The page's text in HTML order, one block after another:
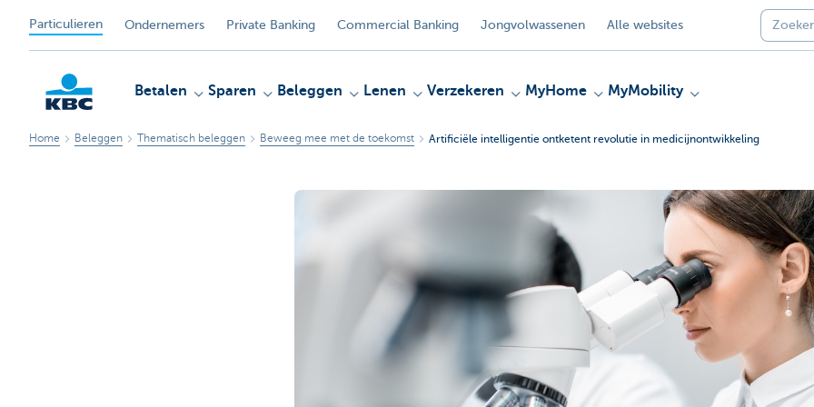
Particulieren Ondernemers Private Banking Commercial Banking Jongvolwassenen Alle websites
Betalen Sparen Beleggen Lenen Verzekeren MyHome MyMobility
Home Beleggen Thematisch beleggen Beweeg mee met de toekomst Artificiële intelligentie ontketent revolutie in medicijnontwikkeling